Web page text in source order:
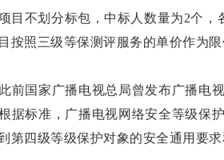
不划分标包，中标人数量为2个，
按照三级等保测评服务的单价作为
国家广播电视总局曾发布广播电视
据标准，广播电视网络安全等级保
第四级等级保护对象的安全通用要求